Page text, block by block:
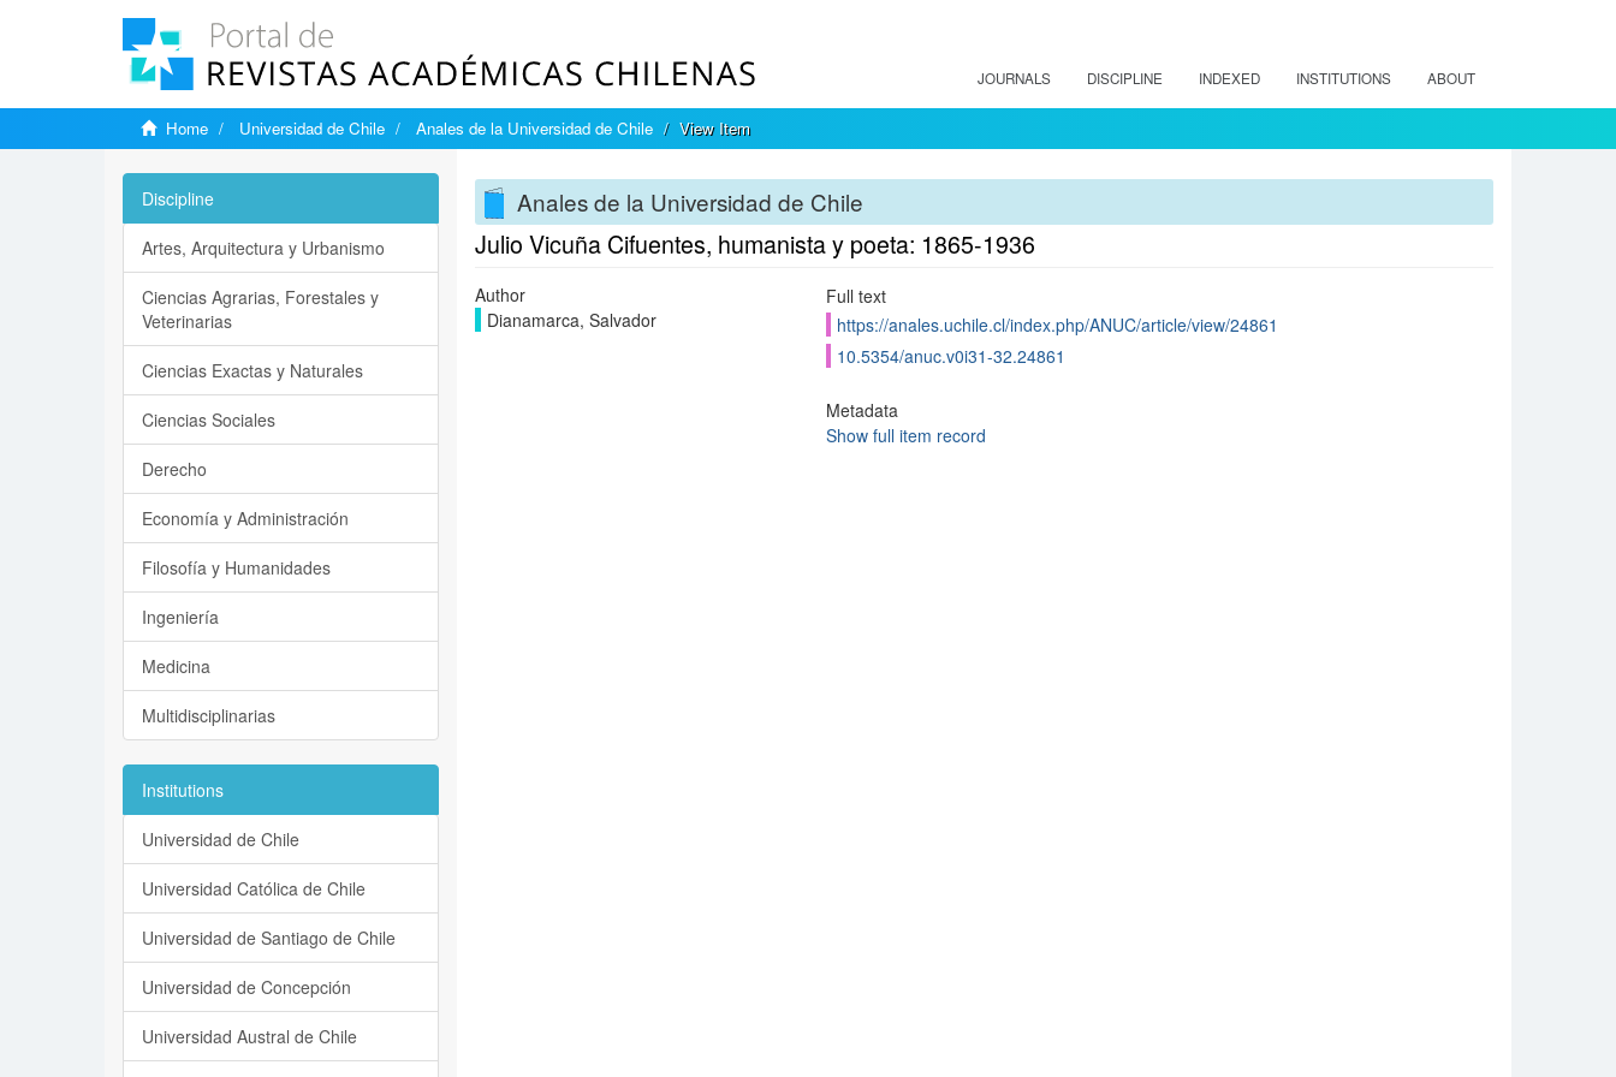
JOURNALS DISCIPLINE INDEXED INSTITUTIONS ABOUT
Home Universidad de Chile Anales de la Universidad de Chile View Item
Anales de la Universidad de Chile
Julio Vicuña Cifuentes, humanista y poeta: 1865-1936
Author
Dianamarca, Salvador
Full text
https://anales.uchile.cl/index.php/ANUC/article/view/24861
10.5354/anuc.v0i31-32.24861
Metadata
Show full item record
Discipline
Artes, Arquitectura y Urbanismo
Ciencias Agrarias, Forestales y
Veterinarias
Ciencias Exactas y Naturales
Ciencias Sociales
Derecho
Economía y Administración
Filosofía y Humanidades
Ingeniería
Medicina
Multidisciplinarias
Institutions
Universidad de Chile
Universidad Católica de Chile
Universidad de Santiago de Chile
Universidad de Concepción
Universidad Austral de Chile